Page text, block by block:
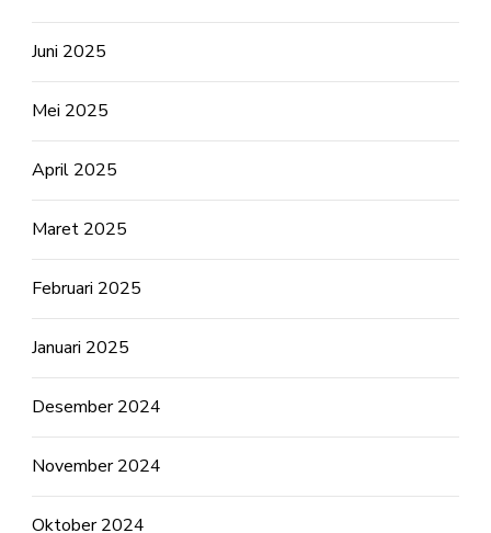
Juni 2025
Mei 2025
April 2025
Maret 2025
Februari 2025
Januari 2025
Desember 2024
November 2024
Oktober 2024